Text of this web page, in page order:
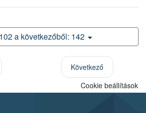
a következőből: 142
Következő
Cookie beállítások